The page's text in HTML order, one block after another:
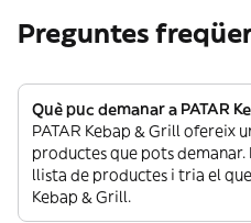
Preguntes
Què puc demanar a PATAR
PATAR Kebap & Grill ofereix
productes que pots demanar.
llista de productes i tria el
Kebap & Grill.